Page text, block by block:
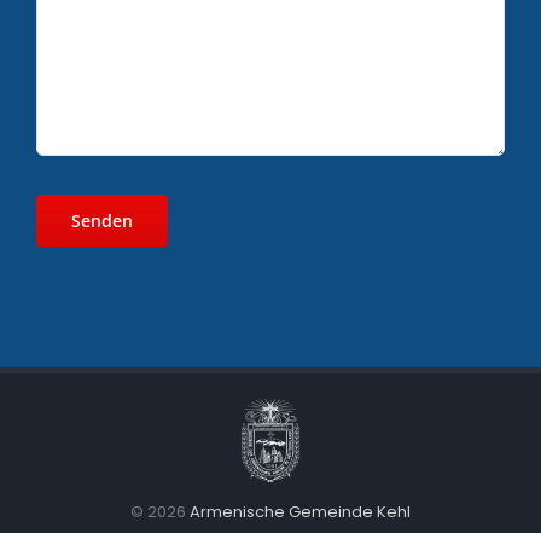
© 2026 Armenische Gemeinde Kehl